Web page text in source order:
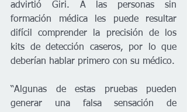
advirtió Giri. A las personas sin
formación médica les puede resultar
difícil comprender la precisión de los
kits de detección caseros, por lo que
deberían hablar primero con su médico.
“Algunas de estas pruebas pueden
generar una falsa sensación de